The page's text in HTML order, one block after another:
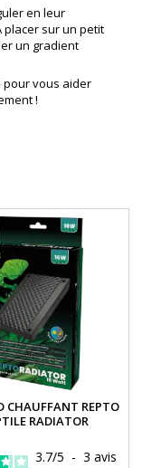
en leur
placer sur un petit
un gradient
pour vous aider
!
CHAUFFANT REPTO
RADIATOR
3.7/5 - 3 avis